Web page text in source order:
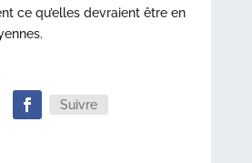
ce qu’elles devraient être en
Suivre